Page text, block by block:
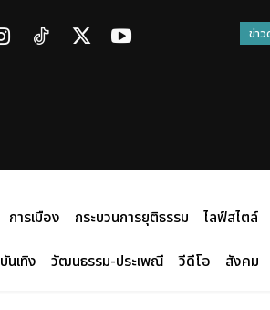
ข่า
การเมือง กระบวนการยุติธรรม ไลฟ์สไตล์
บันเทิง วัฒนธรรม-ประเพณี วีดีโอ สังคม